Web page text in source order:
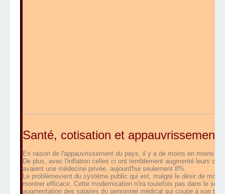
Santé, cotisation et appauvrissement :
En raison de l'appauvrissement du pays, il y a de moins en moins
De plus, avec l'inflation celles ci ont terriblement augmenté leurs
avaient une médecine privée, aujourd'hui seulement 8%.
Le problèmevient du système public qui est, malgré le désir de
montrer efficace. Cette modernisation n'ira toutefois pas dans le
augmentation des salaires du personnel médical qui coupe à son